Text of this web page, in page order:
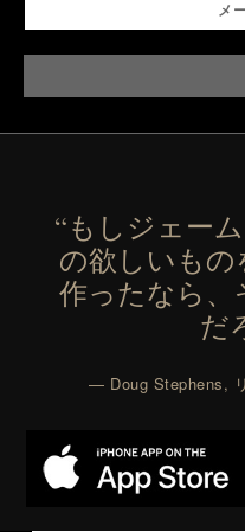
“もしジェー
の欲しいも
作ったなら、
だ
— Doug Stephens,